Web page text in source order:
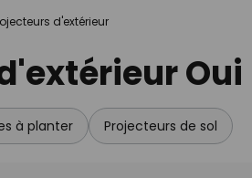
d'extérieur
Oui
à planter Projecteurs de sol